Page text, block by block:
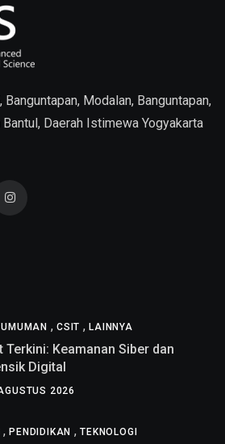
Banguntapan, Modalan, Banguntapan,
Daerah Istimewa Yogyakarta
, CSIT ,LAINNYA
Terkini: Keamanan Siber dan
Digital
2026
,PENDIDIKAN ,TEKNOLOGI